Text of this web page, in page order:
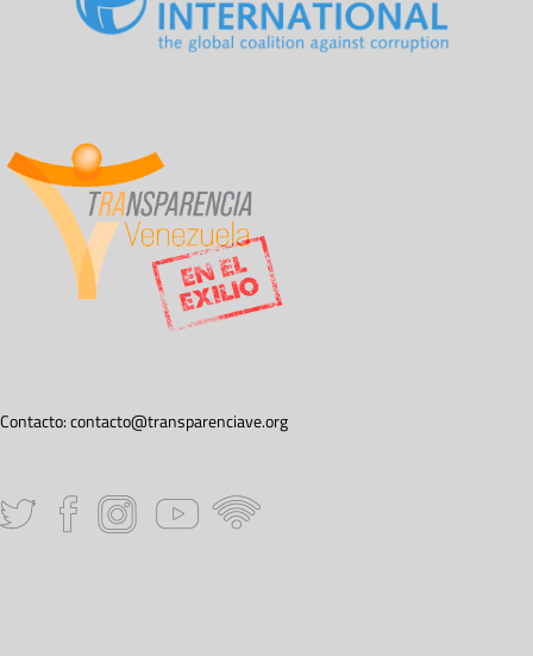
Contacto:contacto@transparenciave.org